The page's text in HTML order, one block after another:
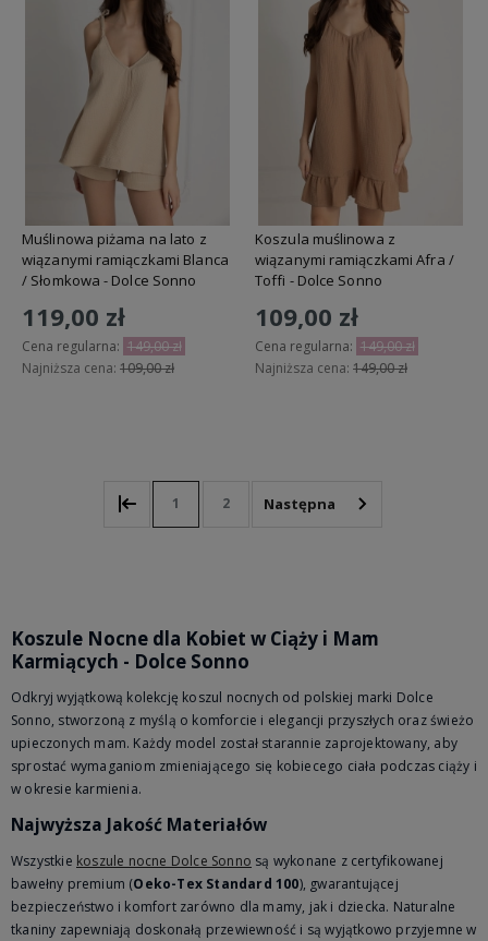
Muślinowa piżama na lato z
wiązanymi ramiączkami Blanca
/ Słomkowa - Dolce Sonno
119,00 zł
Cena regularna: 149,00 zł
Najniższa cena: 109,00 zł
Koszula muślinowa z
wiązanymi ramiączkami Afra /
Toffi - Dolce Sonno
109,00 zł
Cena regularna: 149,00 zł
Najniższa cena: 149,00 zł
1 2
Koszule Nocne dla Kobiet w Ciąży i Mam
Karmiących - Dolce Sonno
Odkryj wyjątkową kolekcję koszul nocnych od polskiej marki Dolce
Sonno, stworzoną z myślą o komforcie i elegancji przyszłych oraz świeżo
upieczonych mam. Każdy model został starannie zaprojektowany, aby
sprostać wymaganiom zmieniającego się kobiecego ciała podczas ciąży i
w okresie karmienia.
Najwyższa Jakość Materiałów
Wszystkie koszule nocne Dolce Sonno są wykonane z certyfikowanej
bawełny premium (Oeko-Tex Standard 100), gwarantującej
bezpieczeństwo i komfort zarówno dla mamy, jak i dziecka. Naturalne
tkaniny zapewniają doskonałą przewiewność i są wyjątkowo przyjemne w